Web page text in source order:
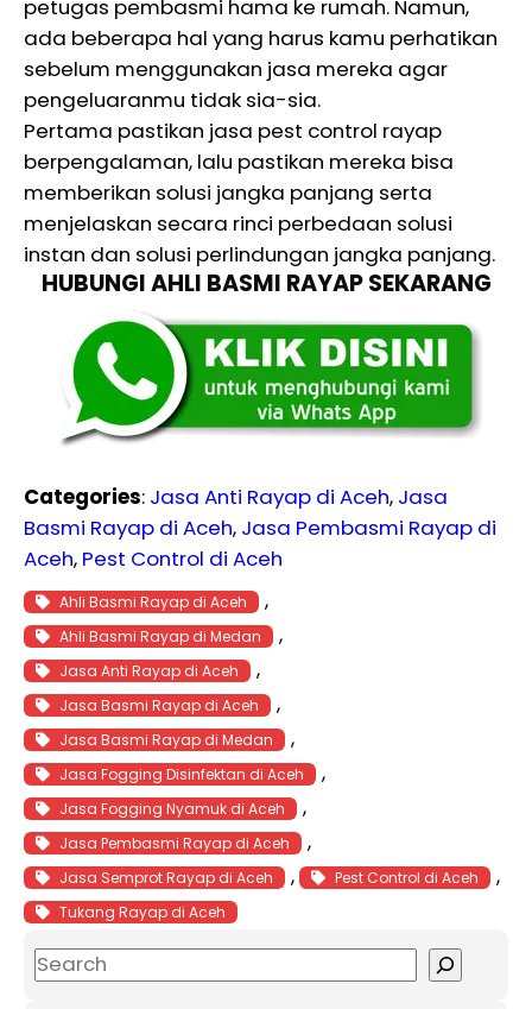
petugas pembasmi hama ke rumah. Namun,
ada beberapa hal yang harus kamu perhatikan
sebelum menggunakan jasa mereka agar
pengeluaranmu tidak sia-sia.
Pertama pastikan jasa pest control rayap
berpengalaman, lalu pastikan mereka bisa
memberikan solusi jangka panjang serta
menjelaskan secara rinci perbedaan solusi
instan dan solusi perlindungan jangka panjang.
HUBUNGI AHLI BASMI RAYAP SEKARANG
Categories: Jasa Anti Rayap di Aceh, Jasa
Basmi Rayap di Aceh, Jasa Pembasmi Rayap di
Aceh, Pest Control di Aceh
Ahli Basmi Rayap di Aceh ,
Ahli Basmi Rayap di Medan ,
Jasa Anti Rayap di Aceh ,
Jasa Basmi Rayap di Aceh ,
Jasa Basmi Rayap di Medan ,
Jasa Fogging Disinfektan di Aceh ,
Jasa Fogging Nyamuk di Aceh ,
Jasa Pembasmi Rayap di Aceh ,
Jasa Semprot Rayap di Aceh , Pest Control di Aceh ,
Tukang Rayap di Aceh